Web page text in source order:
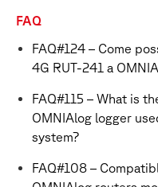
FAQ
FAQ#124 – Come
4G RUT-241 a
FAQ#115 – What is
OMNIAlog logger
system?
FAQ#108 –